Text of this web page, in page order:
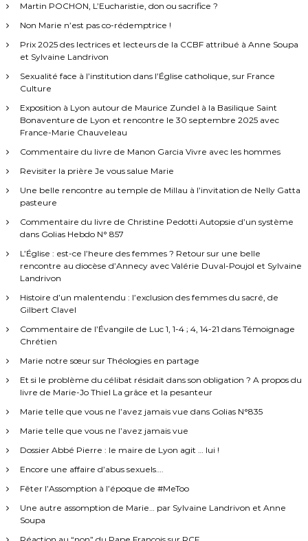
Martin POCHON, L’Eucharistie, don ou sacrifice ?
Non Marie n’est pas co-rédemptrice !
Prix 2025 des lectrices et lecteurs de la CCBF attribué à Anne Soupa
et Sylvaine Landrivon
Sexualité face à l’institution dans l’Église catholique, sur France
Culture
Exposition à Lyon autour de Maurice Zundel à la Basilique Saint
Bonaventure de Lyon et rencontre le 30 septembre 2025 avec
France-Marie Chauveleau
Commentaire du livre de Manon Garcia Vivre avec les hommes
Revisiter la prière Je vous salue Marie
Une belle rencontre au temple de Millau à l’invitation de Nelly Gatta
pasteure
Commentaire du livre de Christine Pedotti Autopsie d’un système
dans Golias Hebdo N° 857
L’Église : est-ce l’heure des femmes ? Retour sur une belle
rencontre au diocèse d’Annecy avec Valérie Duval-Poujol et Sylvaine
Landrivon
Histoire d’un malentendu : l’exclusion des femmes du sacré, de
Gilbert Clavel
Commentaire de l’Évangile de Luc 1, 1-4 ; 4, 14-21 dans Témoignage
Chrétien
Marie notre sœur sur Théologies en partage
Et si le problème du célibat résidait dans son obligation ? A propos du
livre de Marie-Jo Thiel La grâce et la pesanteur
Marie telle que vous ne l’avez jamais vue dans Golias N°835
Marie telle que vous ne l’avez jamais vue
Dossier Abbé Pierre : le maire de Lyon agit … lui !
Encore une affaire d’abus sexuels….
Fêter l’Assomption à l’époque de #MeToo
Une autre assomption de Marie… par Sylvaine Landrivon et Anne
Soupa